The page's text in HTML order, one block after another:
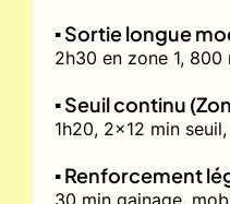
▪️ Sortie longue
2h30 en zone 1, 800
▪️ Seuil continu
1h20, 2x12 min
▪️ Renforcement